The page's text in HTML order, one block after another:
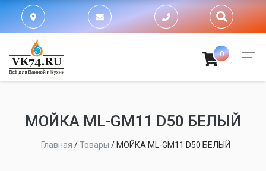
0
МОЙКA ML-GM11 D50 БЕЛЫЙ
Главная /Товары / МОЙКA ML-GM11 D50 БЕЛЫЙ